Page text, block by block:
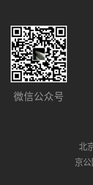
微信公众号
北
京